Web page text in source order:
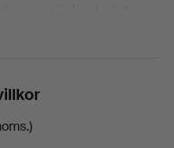
och syrén. Över 250
bågnar av
förutsättningar att få